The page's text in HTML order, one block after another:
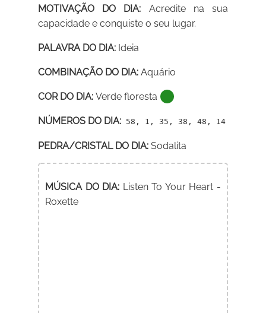
MOTIVAÇÃO DO DIA: Acredite na sua
capacidade e conquiste o seu lugar.
PALAVRA DO DIA: Ideia
COMBINAÇÃO DO DIA: Aquário
COR DO DIA: Verde floresta
NÚMEROS DO DIA: 58, 1, 35, 38, 48, 14
PEDRA/CRISTAL DO DIA: Sodalita
MÚSICA DO DIA: Listen To Your Heart -
Roxette